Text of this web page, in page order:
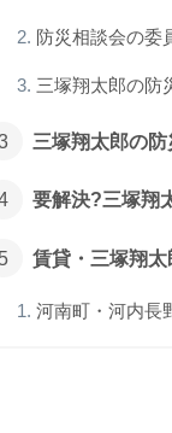
防災相談会の委
三塚翔太郎の防
三塚翔太郎の
要解決?三塚翔
賃貸・三塚翔
河南町・河内長